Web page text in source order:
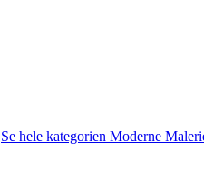
Se hele kategorien Moderne